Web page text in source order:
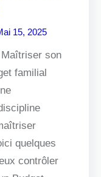
15, 2025
son
familial
quelques
contrôler